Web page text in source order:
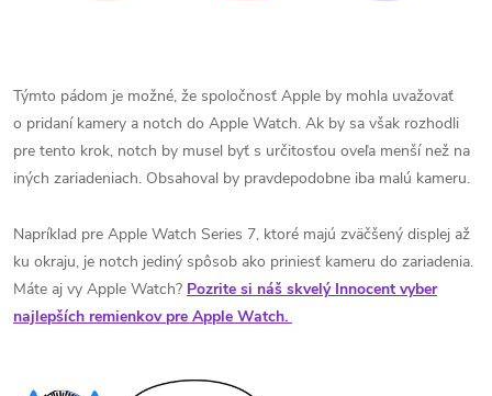
Týmto pádom je možné, že spoločnosť Apple by mohla uvažovať
o pridaní kamery a notch do Apple Watch. Ak by sa však rozhodli
pre tento krok, notch by musel byť s určitosťou oveľa menší než na
iných zariadeniach. Obsahoval by pravdepodobne iba malú kameru.
Napríklad pre Apple Watch Series 7, ktoré majú zväčšený displej až
ku okraju, je notch jediný spôsob ako priniesť kameru do zariadenia.
Máte aj vy Apple Watch? Pozrite si náš skvelý Innocent vyber
najlepších remienkov pre Apple Watch.